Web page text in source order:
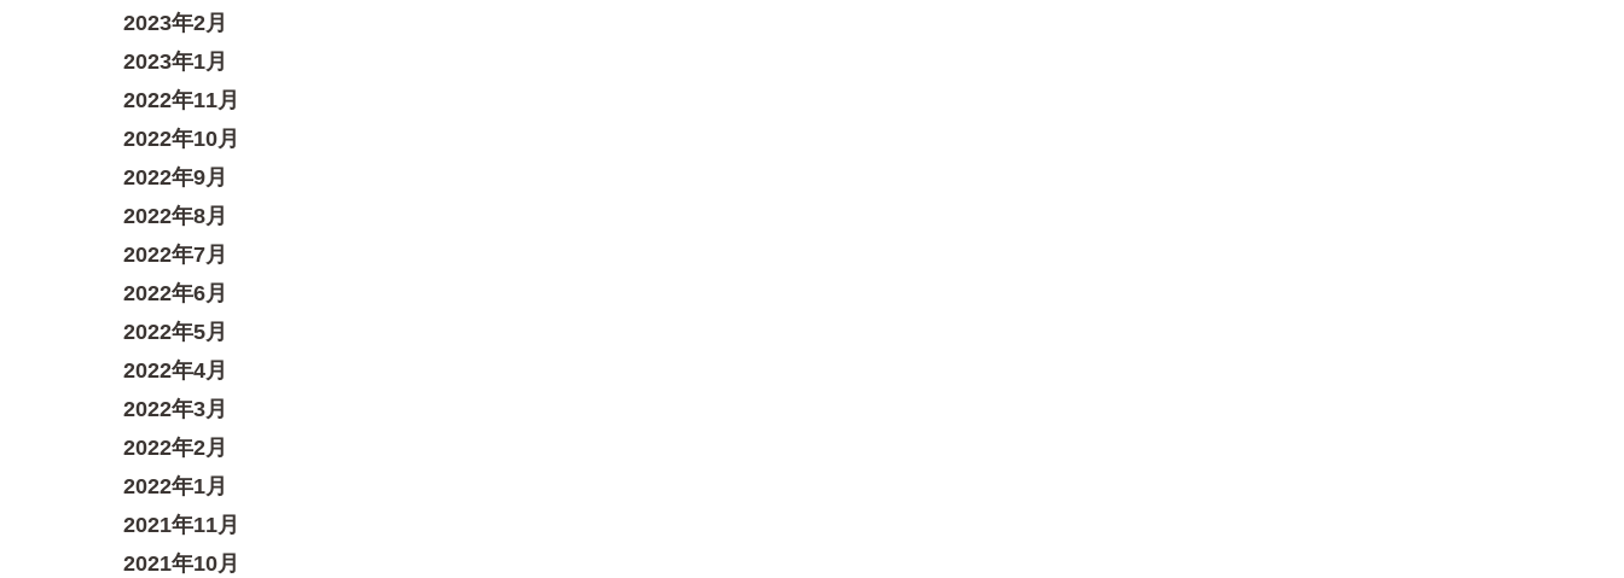
2023年2月
2023年1月
2022年11月
2022年10月
2022年9月
2022年8月
2022年7月
2022年6月
2022年5月
2022年4月
2022年3月
2022年2月
2022年1月
2021年11月
2021年10月